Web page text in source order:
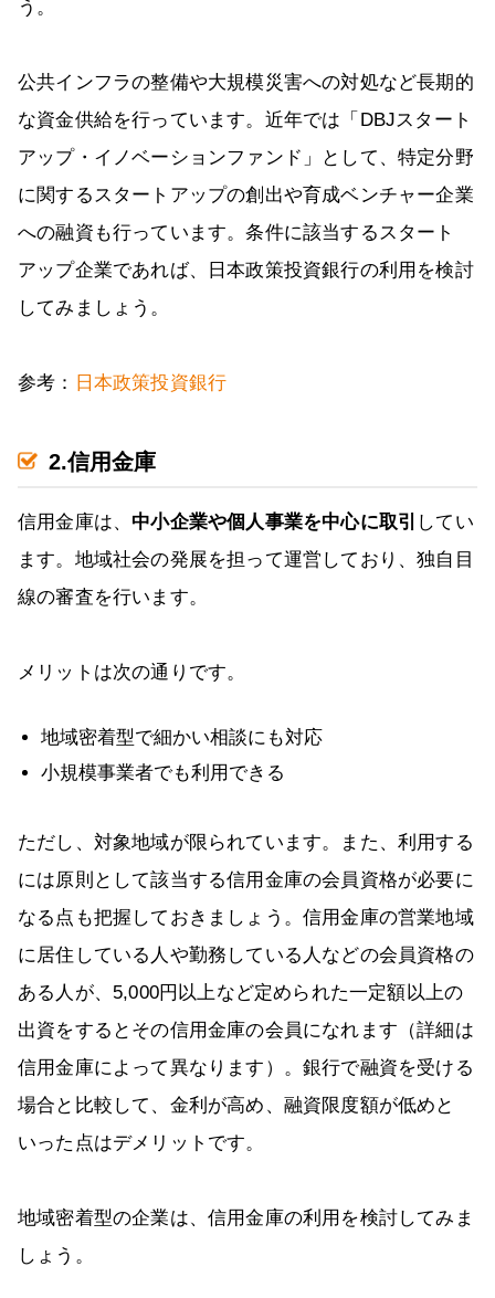
う。
公共インフラの整備や大規模災害への対処など長期的
な資金供給を行っています。近年では「DBJスタート
アップ・イノベーションファンド」として、特定分野
に関するスタートアップの創出や育成ベンチャー企業
への融資も行っています。条件に該当するスタート
アップ企業であれば、日本政策投資銀行の利用を検討
してみましょう。
参考： 日本政策投資銀行
2.信用金庫
信用金庫は、 中小企業や個人事業を中心に取引 してい
ます。地域社会の発展を担って運営しており、独自目
線の審査を行います。
メリットは次の通りです。
地域密着型で細かい相談にも対応
小規模事業者でも利用できる
ただし、対象地域が限られています。また、利用する
には原則として該当する信用金庫の会員資格が必要に
なる点も把握しておきましょう。信用金庫の営業地域
に居住している人や勤務している人などの会員資格の
ある人が、5,000円以上など定められた一定額以上の
出資をするとその信用金庫の会員になれます（詳細は
信用金庫によって異なります）。銀行で融資を受ける
場合と比較して、金利が高め、融資限度額が低めと
いった点はデメリットです。
地域密着型の企業は、信用金庫の利用を検討してみま
しょう。